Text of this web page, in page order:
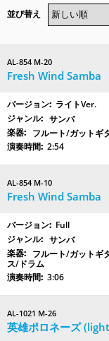
並び替え
AL-854 M-20
Fresh Wind Samba
ライトVer.
サンバ
フルート/ガットギ
2:54
AL-854 M-10
Fresh Wind Samba
Full
サンバ
フルート/ガットギ
ス/ドラム
3:06
AL-1021 M-26
英雄ポロネーズ